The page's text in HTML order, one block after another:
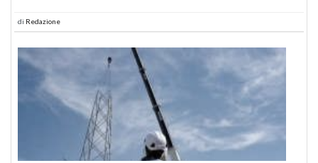
di Redazione